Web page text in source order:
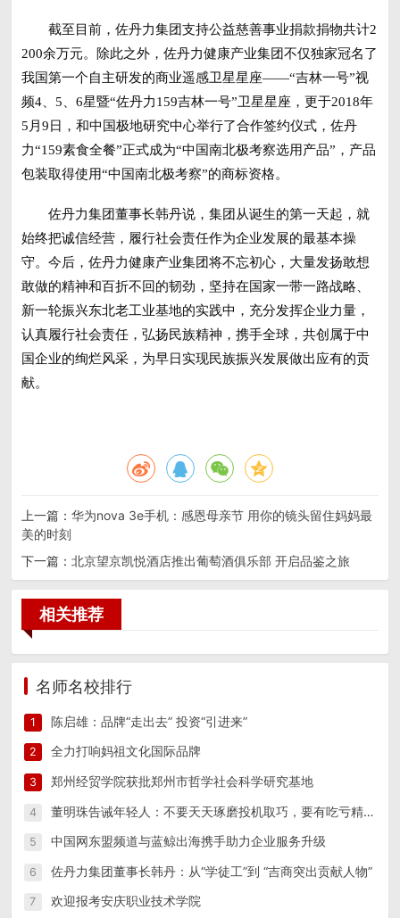
截至目前，佐丹力集团支持公益慈善事业捐款捐物共计2
200余万元。除此之外，佐丹力健康产业集团不仅独家冠名了
我国第一个自主研发的商业遥感卫星星座——“吉林一号”视
频4、5、6星暨“佐丹力159吉林一号”卫星星座，更于2018年
5月9日，和中国极地研究中心举行了合作签约仪式，佐丹
力“159素食全餐”正式成为“中国南北极考察选用产品”，产品
包装取得使用“中国南北极考察”的商标资格。
佐丹力集团董事长韩丹说，集团从诞生的第一天起，就
始终把诚信经营，履行社会责任作为企业发展的最基本操
守。今后，佐丹力健康产业集团将不忘初心，大量发扬敢想
敢做的精神和百折不回的韧劲，坚持在国家一带一路战略、
新一轮振兴东北老工业基地的实践中，充分发挥企业力量，
认真履行社会责任，弘扬民族精神，携手全球，共创属于中
国企业的绚烂风采，为早日实现民族振兴发展做出应有的贡
献。
上一篇：华为nova 3e手机：感恩母亲节 用你的镜头留住妈妈最
美的时刻
下一篇：北京望京凯悦酒店推出葡萄酒俱乐部 开启品鉴之旅
相关推荐
名师名校排行
1 陈启雄：品牌“走出去” 投资“引进来”
2 全力打响妈祖文化国际品牌
3 郑州经贸学院获批郑州市哲学社会科学研究基地
4 董明珠告诫年轻人：不要天天琢磨投机取巧，要有吃亏精神才会成功
5 中国网东盟频道与蓝鲸出海携手助力企业服务升级
6 佐丹力集团董事长韩丹：从“学徒工”到 “吉商突出贡献人物”
7 欢迎报考安庆职业技术学院